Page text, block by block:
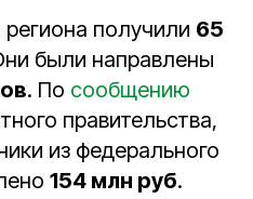
получили 65
были направлены
. По сообщению
правительства,
из федерального
154 млн руб.